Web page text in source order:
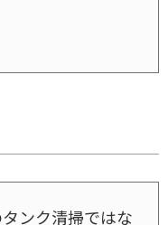
ンク清掃ではな